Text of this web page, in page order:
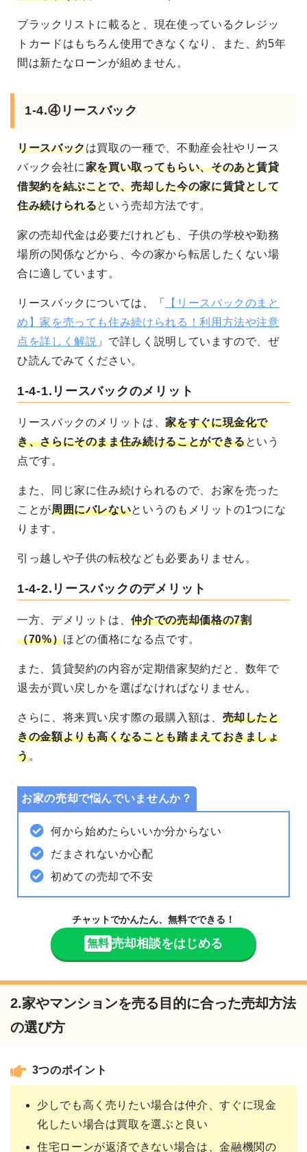
ブラックリストに載ると、現在使っているクレジッ
トカードはもちろん使用できなくなり、また、約5年
間は新たなローンが組めません。
1-4.④リースバック
リースバックは買取の一種で、不動産会社やリース
バック会社に家を買い取ってもらい、そのあと賃貸
借契約を結ぶことで、売却した今の家に賃貸として
住み続けられるという売却方法です。
家の売却代金は必要だけれども、子供の学校や勤務
場所の関係などから、今の家から転居したくない場
合に適しています。
リースバックについては、「
【リースバックのまと
め】家を売っても住み続けられる！利用方法や注意
点を詳しく解説 」で詳しく説明していますので、ぜ
ひ読んでみてください。
1-4-1. リースバックのメリット
リースバックのメリットは、家をすぐに現金化で
き、さらにそのまま住み続けることができるという
点です。
また、同じ家に住み続けられるので、お家を売った
ことが周囲にバレないというのもメリットの1つにな
ります。
引っ越しや子供の転校なども必要ありません。
1-4-2. リースバックのデメリット
一方、デメリットは、仲介での売却価格の7割
（70%）ほどの価格になる点です。
また、賃貸契約の内容が定期借家契約だと、数年で
退去が買い戻しかを選ばなければなりません。
さらに、将来買い戻す際の最購入額は、 売却したと
きの金額よりも高くなることも踏まえておきましょ
う。
お家の売却で悩んでいませんか？
何から始めたらいいか分からない
だまされないか心配
初めての売却で不安
チャットでかんたん、無料でできる！
無料 売却相談をはじめる
2.家やマンションを売る目的に合った売却方法
の選び方
3つのポイント
少しでも高く売りたい場合は仲介、すぐに現金
化したい場合は買取を選ぶと良い
住宅ローンが返済できない場合は、金融機関の